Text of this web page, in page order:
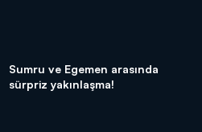
Sumru ve Egemen arasında
sürpriz yakınlaşma!